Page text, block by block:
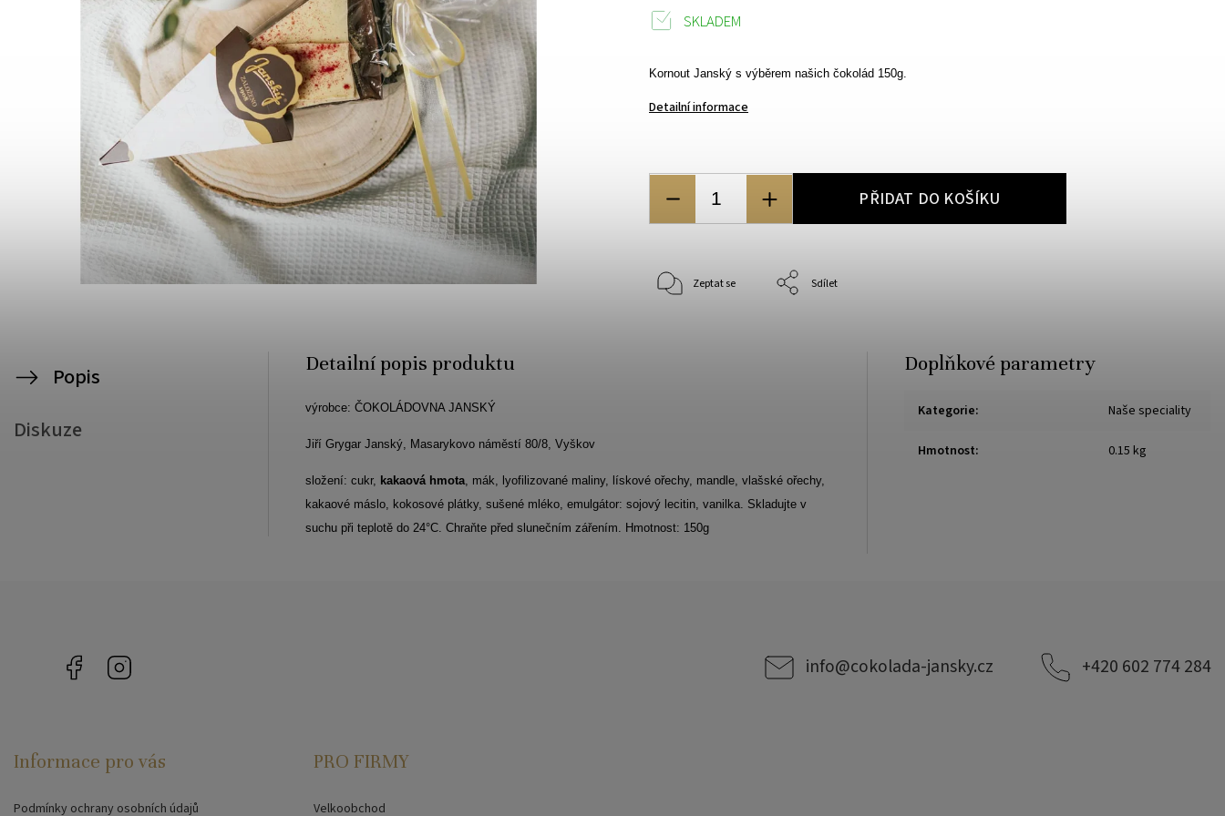
Kornout Janský s výběrem našich čokolád 150g.
Detailní informace
SKLADEM
PŘIDAT DO KOŠÍKU
Zeptat se Sdílet
Popis
Diskuze
Detailní popis produktu
výrobce: ČOKOLÁDOVNA JANSKÝ
Jiří Grygar Janský Masarykovo náměstí 80/8, Vyškov
složení: cukr, kakaová hmota , mák, lyofilizované maliny, lískové ořechy, mandle, vlašské ořechy,
kakaové máslo, kokosové plátky, sušené mléko, emulgátor: sojový lecitin, vanilka. Skladujte v
suchu při teplotě do 24°C. Chraňte před slunečním zářením. Hmotnost: 150g
Doplňkové parametry
Kategorie: Naše speciality
Hmotnost: 0.15 kg
Facebook info@cokolada-jansky.cz +420 602 774 284
Informace pro vás
Podmínky ochrany osobních údajů
PRO FIRMY
Velkoobchod